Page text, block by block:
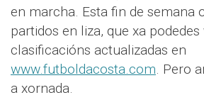
en marcha. Esta fin de semana
partidos en liza, que xa
clasificacións actualizadas en
www.futboldacosta.com. Pero
a xornada.